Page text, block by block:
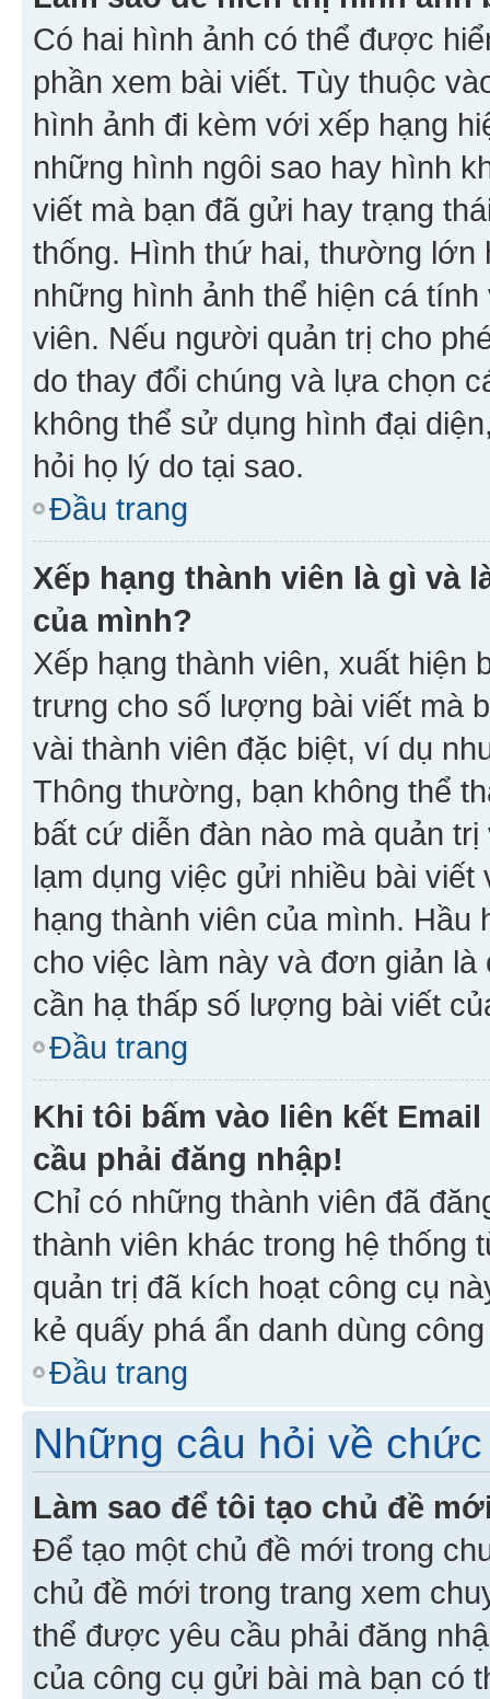
Có hai hình ảnh có thể được
phần xem bài viết. Tùy thuộc
hình ảnh đi kèm với xếp hạng
những hình ngôi sao hay hình
viết mà bạn đã gửi hay trạng
thống. Hình thứ hai, thường
những hình ảnh thể hiện cá
viên. Nếu người quản trị cho
do thay đổi chúng và lựa chọn
không thể sử dụng hình đại
hỏi họ lý do tại sao.
Đầu trang
Xếp hạng thành viên là gì và
của mình?
Xếp hạng thành viên, xuất
trưng cho số lượng bài viết mà
vài thành viên đặc biệt, ví dụ
Thông thường, bạn không thể
bất cứ diễn đàn nào mà quản
lạm dụng việc gửi nhiều bài
hạng thành viên của mình. Hầu
cho việc làm này và đơn giản
cần hạ thấp số lượng bài viết
Đầu trang
Khi tôi bấm vào liên kết
cầu phải đăng nhập!
Chỉ có những thành viên đã
thành viên khác trong hệ thống
quản trị đã kích hoạt công cụ
kẻ quấy phá ẩn danh dùng
Đầu trang
Những câu hỏi về
Làm sao để tôi tạo chủ đề
Để tạo một chủ đề mới trong
chủ đề mới trong trang xem
thể được yêu cầu phải đăng
của công cụ gửi bài mà bạn có